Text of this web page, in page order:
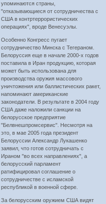
упоминаются страны,
"отказывающиеся от сотрудничества с
США в контртеррористических
операциях", вроде Венесуэлы.
Особенно Конгресс пугает
сотрудничество Минска с Тегераном.
Белоруссия еще в начале 2000-х годов
поставила в Иран продукцию, которая
может быть использована для
производства оружия массового
уничтожения или баллистических ракет,
напоминают американские
законодатели. В результате в 2004 году
США даже наложили санкции на
белорусское предприятие
"Белвнешпромсервис". Несмотря на
это, в мае 2005 года президент
Белоруссии Александр Лукашенко
заявил, что готов сотрудничать с
Ираном "во всех направлениях", а
белорусский парламент
ратифицировал соглашение о
сотрудничестве с исламской
республикой в военной сфере.
За белорусским оружием США видят